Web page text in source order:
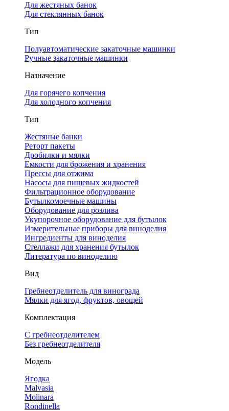
Для жестяных банок
Для стеклянных банок
Тип
Полуавтоматические закаточные машинки
Ручные закаточные машинки
Назначение
Для горячего копчения
Для холодного копчения
Тип
Жестяные банки
Реторт пакеты
Дробилки и мялки
Емкости для брожения и хранения
Прессы для отжима
Насосы для пищевых жидкостей
Фильтрационное оборудование
Бутылкомоечные машины
Оборудование для розлива
Укупорочное оборудование для бутылок
Измерительные приборы для виноделия
Ингредиенты для виноделия
Стеллажи для хранения бутылок
Литература по виноделию
Вид
Гребнеотделитель для винограда
Мялки для ягод, фруктов, овощей
Комплектация
С гребнеотделителем
Без гребнеотделителя
Модель
Ягодка
Malvasia
Molinara
Rondinella